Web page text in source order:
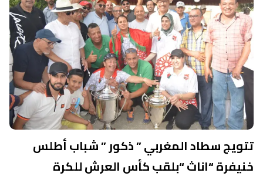
تتويج سطاد المغربي ” ذكور ” شباب أطلس
خنيفرة “اناث “بلقب كأس العرش للكرة